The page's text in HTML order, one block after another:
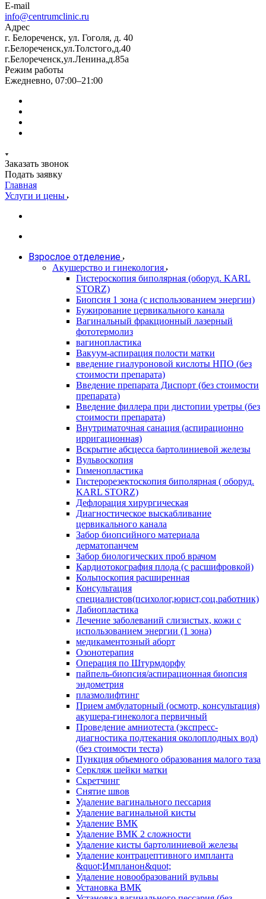
E-mail
info@centrumclinic.ru
Адрес
г. Белореченск, ул. Гоголя, д. 40
г.Белореченск,ул.Толстого,д.40
г.Белореченск,ул.Ленина,д.85а
Режим работы
Ежедневно, 07:00–21:00
Заказать звонок
Подать заявку
Главная
Услуги и цены
Взрослое отделение
Акушерство и гинекология
Гистероскопия биполярная (оборуд. KARL
STORZ)
Биопсия 1 зона (с использованием энергии)
Бужирование цервикального канала
Вагинальный фракционный лазерный
фототермолиз
вагинопластика
Вакуум-аспирация полости матки
введение гиалуроновой кислоты НПО (без
стоимости препарата)
Введение препарата Диспорт (без стоимости
препарата)
Введение филлера при дистопии уретры (без
стоимости препарата)
Внутриматочная санация (аспирационно
ирригационная)
Вскрытие абсцесса бартолиниевой железы
Вульвоскопия
Гименопластика
Гистерорезектоскопия биполярная ( оборуд.
KARL STORZ)
Дефлорация хирургическая
Диагностическое выскабливание
цервикального канала
Забор биопсийного материала
дерматопанчем
Забор биологических проб врачом
Кардиотокография плода (с расшифровкой)
Кольпоскопия расширенная
Консультация
специалистов(психолог,юрист,соц.работник)
Лабиопластика
Лечение заболеваний слизистых, кожи с
использованием энергии (1 зона)
медикаментозный аборт
Озонотерапия
Операция по Штурмдорфу
пайпель-биопсия/аспирационная биопсия
эндометрия
плазмолифтинг
Прием амбулаторный (осмотр, консультация)
акушера-гинеколога первичный
Проведение амниотеста (экспресс-
диагностика подтекания околоплодных вод)
(без стоимости теста)
Пункция объемного образования малого таза
Серкляж шейки матки
Скретчинг
Снятие швов
Удаление вагинального пессария
Удаление вагинальной кисты
Удаление ВМК
Удаление ВМК 2 сложности
Удаление кисты бартолиниевой железы
Удаление контрацептивного импланта
&quot;Импланон&quot;
Удаление новообразований вульвы
Установка ВМК